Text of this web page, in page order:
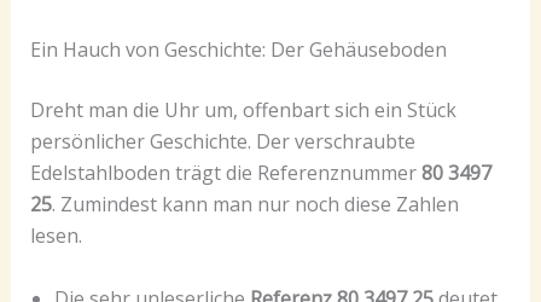
Ein Hauch von Geschichte: Der Gehäuseboden
Dreht man die Uhr um, offenbart sich ein Stück
persönlicher Geschichte. Der verschraubte
Edelstahlboden trägt die Referenznummer803497
25. Zumindest kann man nur noch diese Zahlen
lesen.